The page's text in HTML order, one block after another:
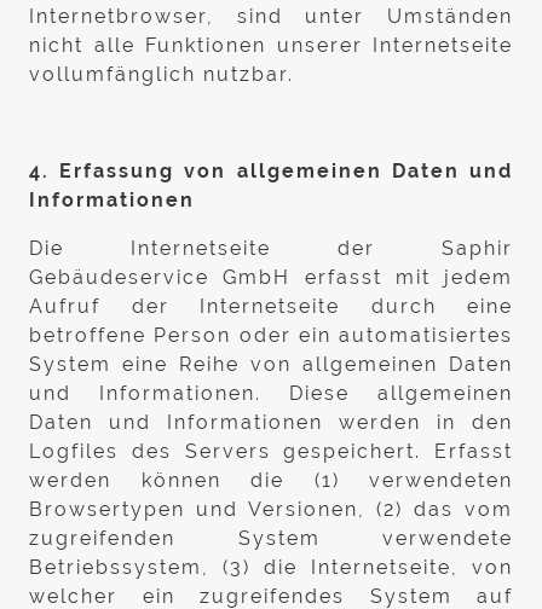
Internetbrowser, sind unter Umständen
nicht alle Funktionen unserer Internetseite
vollumfänglich nutzbar.
4. Erfassung von allgemeinen Daten und
Informationen
Die Internetseite der Saphir
Gebäudeservice GmbH erfasst mit jedem
Aufruf der Internetseite durch eine
betroffene Person oder ein automatisiertes
System eine Reihe von allgemeinen Daten
und Informationen. Diese allgemeinen
Daten und Informationen werden in den
Logfiles des Servers gespeichert. Erfasst
werden können die (1) verwendeten
Browsertypen und Versionen, (2) das vom
zugreifenden System verwendete
Betriebssystem, (3) die Internetseite, von
welcher ein zugreifendes System auf